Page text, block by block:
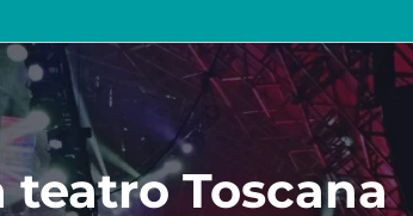
Toscana